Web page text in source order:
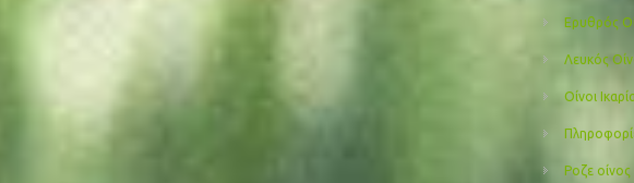
Ερυθρός
Λευκός
Οίνοι
Ροζε